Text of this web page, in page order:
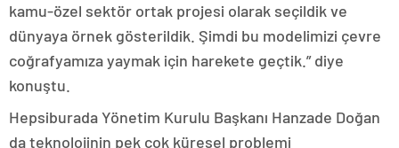
kamu-özel sektör ortak projesi olarak seçildik ve
dünyaya örnek gösterildik. Şimdi bu modelimizi çevre
coğrafyamıza yaymak için harekete geçtik.” diye
konuştu.
Hepsiburada Yönetim Kurulu Başkanı Hanzade Doğan
da teknolojinin pek çok küresel problemi